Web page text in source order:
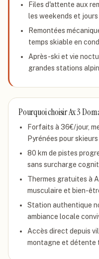
Files d'attente aux
les weekends et
Remontées
temps skiable en
Après-ski et vie
grandes stations
Pourquoi choisirAx 3
Forfaits à 36€/jour,
Pyrénées pour
80 km de pistes
sans surcharge
Thermes gratuites à
musculaire et bien-
Station authentique
ambiance locale
Accès direct depuis
montagne et détente